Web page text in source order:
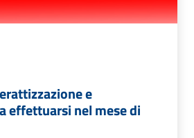
e
effettuarsi nel mese di